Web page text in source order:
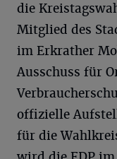
die
Mitglied des
im Erkrather
Ausschuss für
offizielle
für die